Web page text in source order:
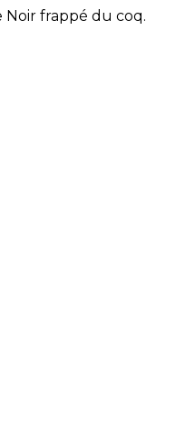
Noir frappé du coq.